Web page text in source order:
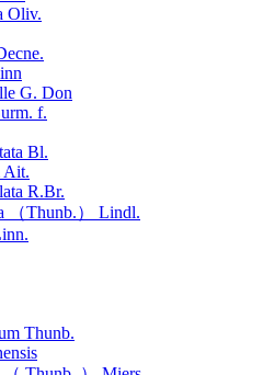
Oliv.
G. Don
f.
Bl.
Ait.
R.Br.
（Thunb.） Lindl.
Thunb.